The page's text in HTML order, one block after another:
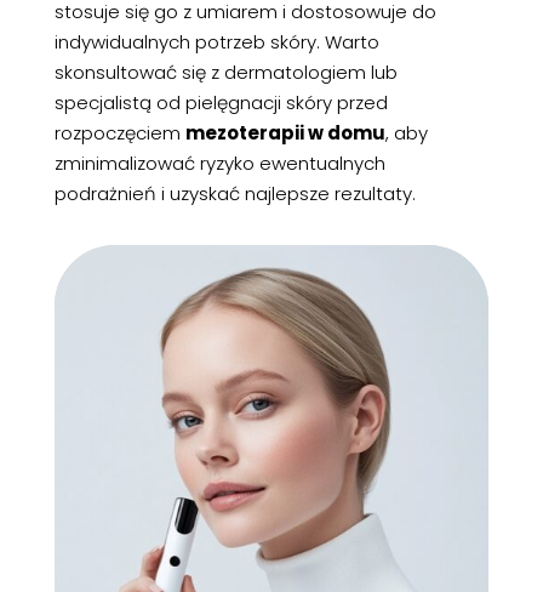
stosuje się go z umiarem i dostosowuje do
indywidualnych potrzeb skóry. Warto
skonsultować się z dermatologiem lub
specjalistą od pielęgnacji skóry przed
rozpoczęciem mezoterapii w domu, aby
zminimalizować ryzyko ewentualnych
podrażnień i uzyskać najlepsze rezultaty.